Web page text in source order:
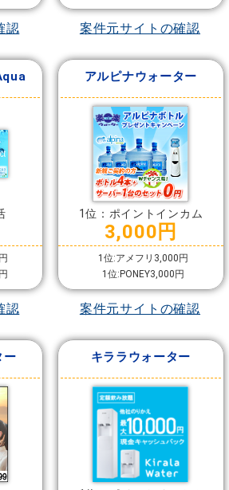
認 案件元サイトの確認
認
アルピナウォーター
1位：ポイントインカム
3,000円
1位:アメフリ3,000円
1位:PONEY3,000円
案件元サイトの確認
ー キララウォーター